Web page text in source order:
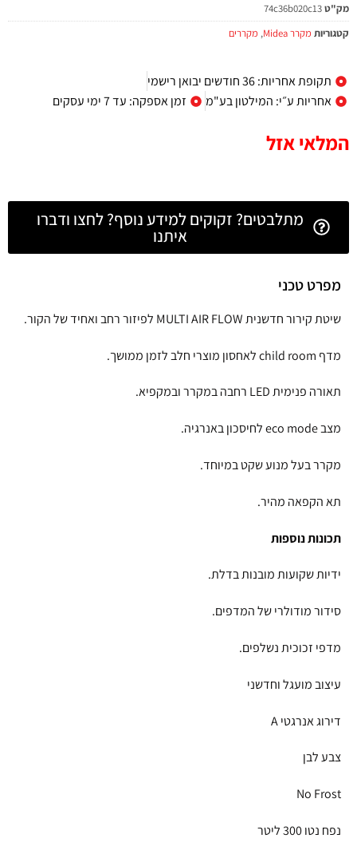
מק"ט74c36b020c13
קטגוריות מקרר Midea , מקררים
תקופת אחריות: 36 חודשים יבואן רישמי
אחריות ע״י: המילטון בע"מ
זמן אספקה: עד 7 ימי עסקים
המלאי אזל
מתלבטים? זקוקים למידע נוסף? לחצו ודברו
איתנו
מפרט טכני
שיטת קירור חדשנית MULTI AIR FLOW לפיזור רחב ואחיד של הקור.
מדף child room לאחסון מוצרי חלב לזמן ממושך.
תאורה פנימית LED רחבה במקרר ובמקפיא.
מצב eco mode לחיסכון באנרגיה.
מקרר בעל מנוע שקט במיוחד.
תא הקפאה מהיר.
תכונות נוספות
ידיות שקועות מובנות בדלת.
סידור מודולרי של המדפים.
מדפי זכוכית נשלפים.
עיצוב מועגל וחדשני
דירוג אנרגטי A
צבע לבן
No Frost
נפח נטו 300 ליטר